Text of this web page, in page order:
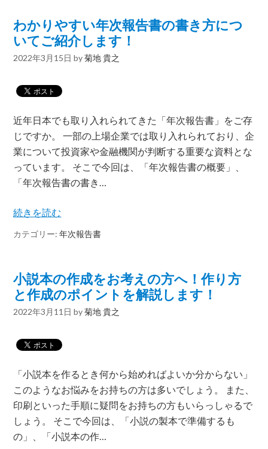
わかりやすい年次報告書の書き方につ
いてご紹介します！
2022年3月15日 by菊地 貴之
近年日本でも取り入れられてきた「年次報告書」をご存
じですか。 一部の上場企業では取り入れられており、企
業について投資家や金融機関が判断する重要な資料とな
っています。 そこで今回は、「年次報告書の概要」、
「年次報告書の書き…
続きを読む
カテゴリー:年次報告書
小説本の作成をお考えの方へ！作り方
と作成のポイントを解説します！
2022年3月11日 by菊地 貴之
「小説本を作るとき何から始めればよいか分からない」
このようなお悩みをお持ちの方は多いでしょう。 また、
印刷といった手順に疑問をお持ちの方もいらっしゃるで
しょう。 そこで今回は、「小説の製本で準備するも
の」、「小説本の作…